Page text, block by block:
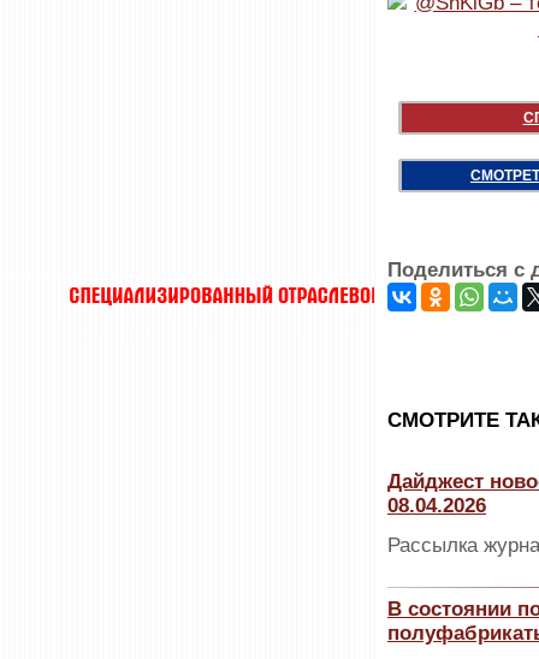
Поделиться с
CМОТРИТЕ
Дайджест
08.04.2026
Рассылка
В состоянии